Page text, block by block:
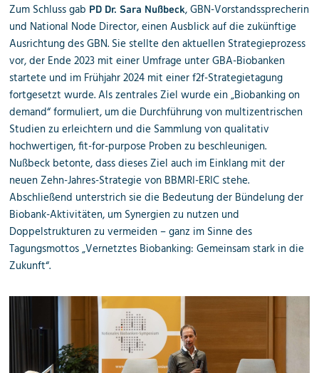
Zum Schluss gab PD Dr. Sara Nußbeck, GBN-Vorstandssprecherin
und National Node Director, einen Ausblick auf die zukünftige
Ausrichtung des GBN. Sie stellte den aktuellen Strategieprozess
vor, der Ende 2023 mit einer Umfrage unter GBA-Biobanken
startete und im Frühjahr 2024 mit einer f2f-Strategietagung
fortgesetzt wurde. Als zentrales Ziel wurde ein „Biobanking on
demand“ formuliert, um die Durchführung von multizentrischen
Studien zu erleichtern und die Sammlung von qualitativ
hochwertigen, fit-for-purpose Proben zu beschleunigen.
Nußbeck betonte, dass dieses Ziel auch im Einklang mit der
neuen Zehn-Jahres-Strategie von BBMRI-ERIC stehe.
Abschließend unterstrich sie die Bedeutung der Bündelung der
Biobank-Aktivitäten, um Synergien zu nutzen und
Doppelstrukturen zu vermeiden – ganz im Sinne des
Tagungsmottos „Vernetztes Biobanking: Gemeinsam stark in die
Zukunft“.